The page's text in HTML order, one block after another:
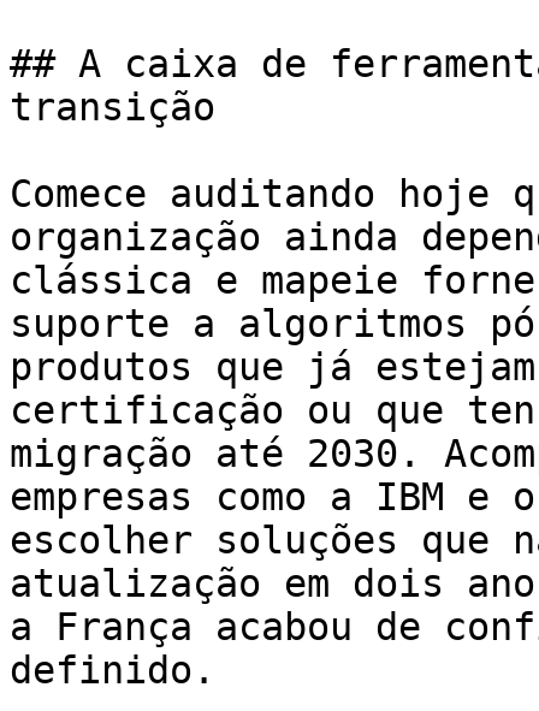
## A caixa de
transição
Comece auditando hoje
organização ainda
clássica e mapeie
suporte a algoritmos
produtos que já
certificação ou que
migração até 2030.
empresas como a IBM e
escolher soluções que
atualização em dois
a França acabou de
definido.